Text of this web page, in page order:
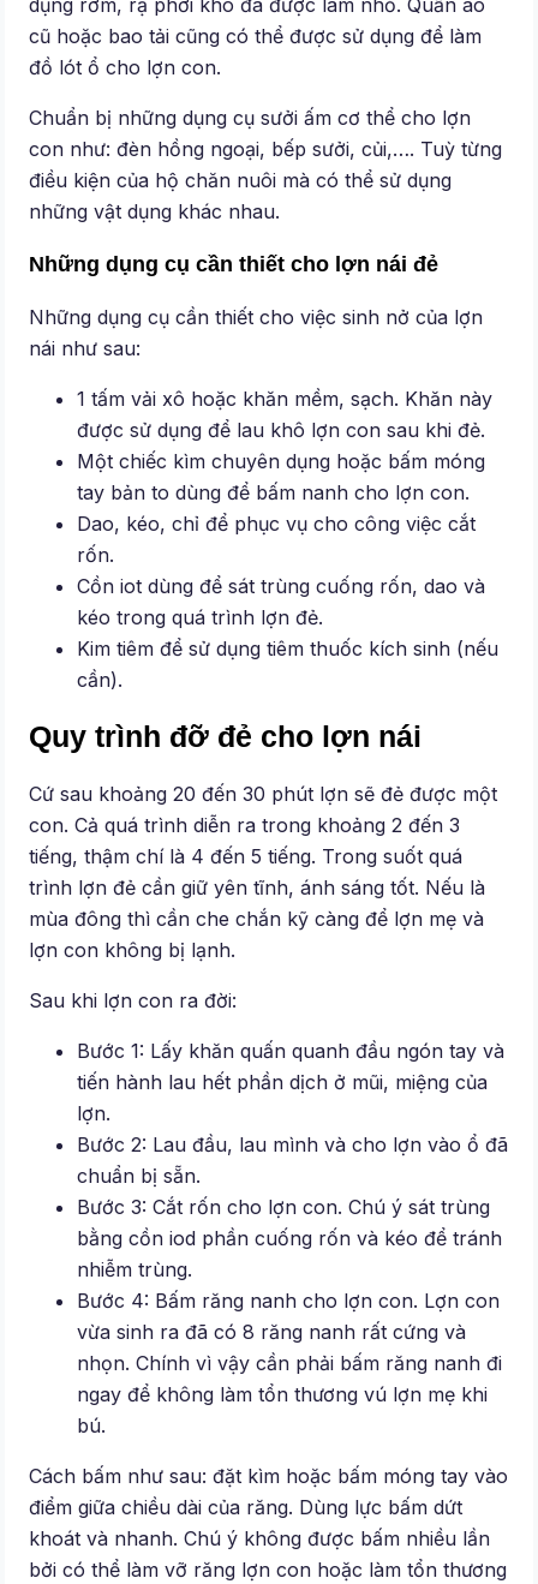
cũ hoặc bao tải cũng có thể được sử dụng để làm
đồ lót ổ cho lợn con.
Chuẩn bị những dụng cụ sưởi ấm cơ thể cho lợn
con như: đèn hồng ngoại, bếp sưởi, củi,…. Tuỳ từng
điều kiện của hộ chăn nuôi mà có thể sử dụng
những vật dụng khác nhau.
Những dụng cụ cần thiết cho lợn nái đẻ
Những dụng cụ cần thiết cho việc sinh nở của lợn
nái như sau:
1 tấm vải xô hoặc khăn mềm, sạch. Khăn này
được sử dụng để lau khô lợn con sau khi đẻ.
Một chiếc kìm chuyên dụng hoặc bấm móng
tay bản to dùng để bấm nanh cho lợn con.
Dao, kéo, chỉ để phục vụ cho công việc cắt
rốn.
Cồn iot dùng để sát trùng cuống rốn, dao và
kéo trong quá trình lợn đẻ.
Kim tiêm để sử dụng tiêm thuốc kích sinh (nếu
cần).
Quy trình đỡ đẻ cho lợn nái
Cứ sau khoảng 20 đến 30 phút lợn sẽ đẻ được một
con. Cả quá trình diễn ra trong khoảng 2 đến 3
tiếng, thậm chí là 4 đến 5 tiếng. Trong suốt quá
trình lợn đẻ cần giữ yên tĩnh, ánh sáng tốt. Nếu là
mùa đông thì cần che chắn kỹ càng để lợn mẹ và
lợn con không bị lạnh.
Sau khi lợn con ra đời:
Bước 1: Lấy khăn quấn quanh đầu ngón tay và
tiến hành lau hết phần dịch ở mũi, miệng của
lợn.
Bước 2: Lau đầu, lau mình và cho lợn vào ổ đã
chuẩn bị sẵn.
Bước 3: Cắt rốn cho lợn con. Chú ý sát trùng
bằng cồn iod phần cuống rốn và kéo để tránh
nhiễm trùng.
Bước 4: Bấm răng nanh cho lợn con. Lợn con
vừa sinh ra đã có 8 răng nanh rất cứng và
nhọn. Chính vì vậy cần phải bấm răng nanh đi
ngay để không làm tổn thương vú lợn mẹ khi
bú.
Cách bấm như sau: đặt kìm hoặc bấm móng tay vào
điểm giữa chiều dài của răng. Dùng lực bấm dứt
khoát và nhanh. Chú ý không được bấm nhiều lần
bởi có thể làm vỡ răng lợn con hoặc làm tổn thương